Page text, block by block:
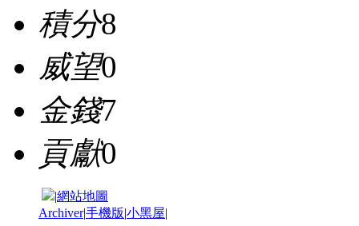
積分8
威望0
金錢7
貢獻0
|網站地圖
Archiver|手機版|小黑屋|